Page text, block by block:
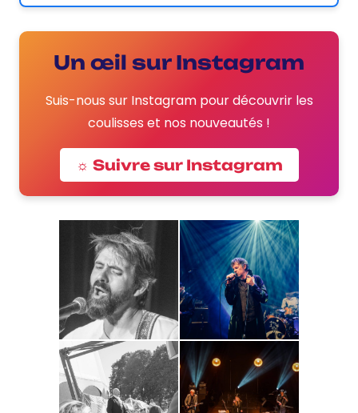
Un œil sur Instagram
Suis-nous sur Instagram pour découvrir les
coulisses et nos nouveautés !
☼ Suivre sur Instagram